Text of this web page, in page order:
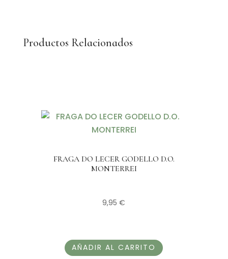
Productos Relacionados
FRAGA DO LECER GODELLO D.O.
MONTERREI
9,95€
AÑADIR AL CARRITO